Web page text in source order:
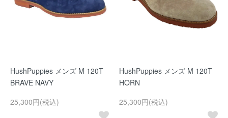
HushPuppies メンズ M 120T
BRAVE NAVY
25,300円(税込)
HushPuppies メンズ M 120T
HORN
25,300円(税込)